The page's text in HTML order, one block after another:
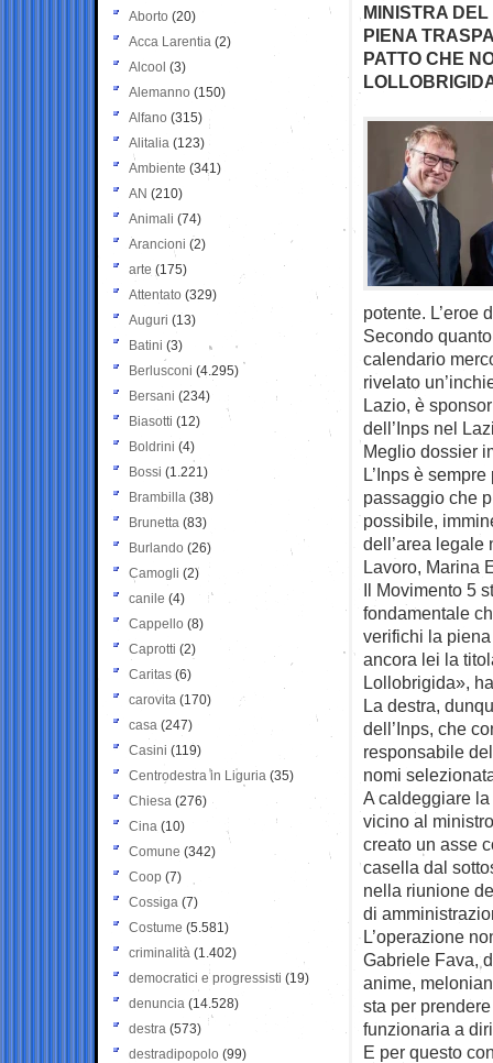
MINISTRA
PIENA
PATTO CHE
potente. L’eroe
Secondo
calendario
rivelato
Lazio, è
dell’Inps nel
Meglio dossier
L’Inps è
passaggio che
possibile,
dell’area
Lavoro, Marina
Il Movimento 5
fondamentale
verifichi la
ancora lei la
Lollobrigida»,
La destra,
dell’Inps, che
responsabile
nomi
A caldeggiare
vicino al
creato un asse
casella dal
nella riunione
di
L’operazione
Gabriele Fava,
anime,
sta per
funzionaria a
E per questo
Aborto (20)
Acca Larentia (2)
Alcool (3)
Alemanno (150)
Alfano (315)
Alitalia (123)
Ambiente (341)
AN (210)
Animali (74)
Arancioni (2)
arte (175)
Attentato (329)
Auguri (13)
Batini (3)
Berlusconi (4.295)
Bersani (234)
Biasotti (12)
Boldrini (4)
Bossi (1.221)
Brambilla (38)
Brunetta (83)
Burlando (26)
Camogli (2)
canile (4)
Cappello (8)
Caprotti (2)
Caritas (6)
carovita (170)
casa (247)
Casini (119)
Centrodestra in Liguria (35)
Chiesa (276)
Cina (10)
Comune (342)
Coop (7)
Cossiga (7)
Costume (5.581)
criminalità (1.402)
democratici e progressisti (19)
denuncia (14.528)
destra (573)
destradipopolo (99)